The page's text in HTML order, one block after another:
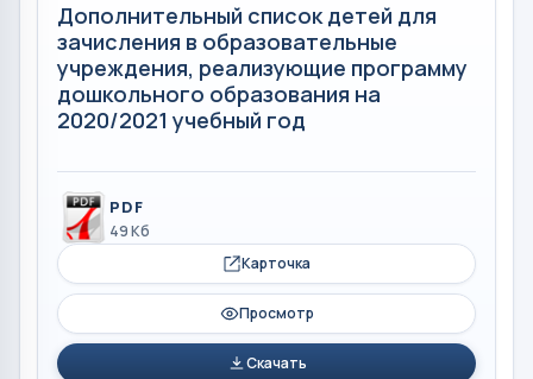
Дополнительный список детей для
зачисления в образовательные
учреждения, реализующие программу
дошкольного образования на
2020/2021 учебный год
PDF
49 Кб
Карточка
Просмотр
Скачать